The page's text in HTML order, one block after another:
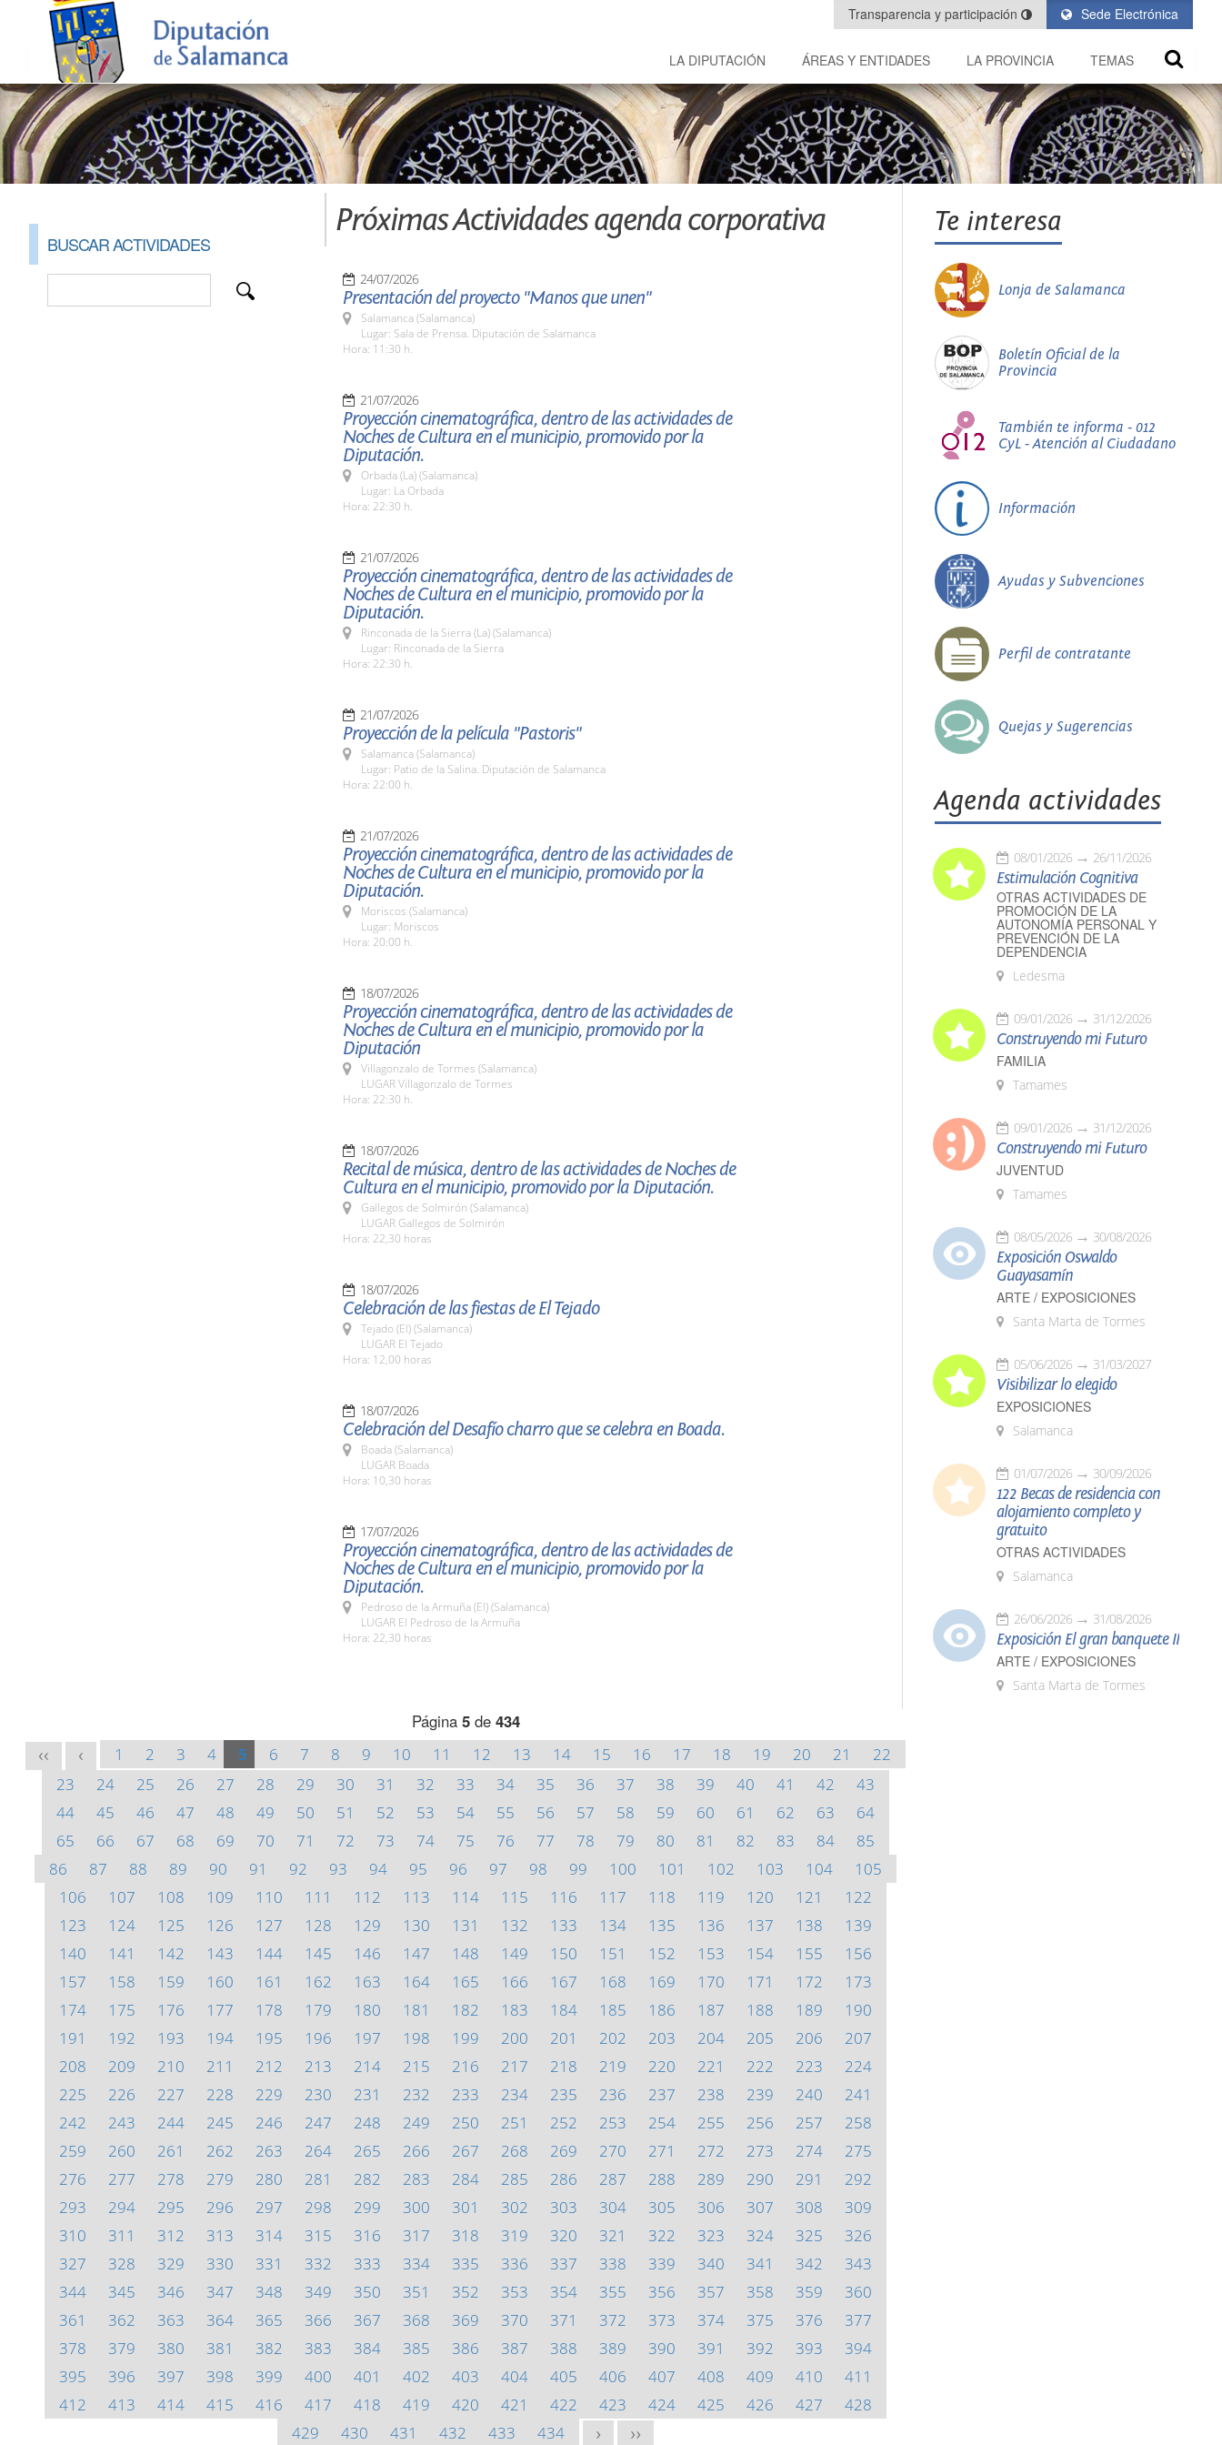
Sede Electrónica
Transparencia y participación
LA DIPUTACIÓN ÁREAS Y ENTIDADES LA PROVINCIA TEMAS
BUSCAR ACTIVIDADES
Próximas Actividades agenda corporativa
24/07/2026
Presentación del proyecto "Manos que unen"
Salamanca (Salamanca)
Lugar: Sala de Prensa. Diputación de Salamanca
Hora: 11:30 h.
21/07/2026
Proyección cinematográfica, dentro de las actividades de
Noches de Cultura en el municipio, promovido por la
Diputación.
Orbada (La) (Salamanca)
Lugar: La Orbada
Hora: 22:30 h.
21/07/2026
Proyección cinematográfica, dentro de las actividades de
Noches de Cultura en el municipio, promovido por la
Diputación.
Rinconada de la Sierra (La) (Salamanca)
Lugar: Rinconada de la Sierra
Hora: 22:30 h.
21/07/2026
Proyección de la película "Pastoris"
Salamanca (Salamanca)
Lugar: Patio de la Salina. Diputación de Salamanca
Hora: 22:00 h.
21/07/2026
Proyección cinematográfica, dentro de las actividades de
Noches de Cultura en el municipio, promovido por la
Diputación.
Moriscos (Salamanca)
Lugar: Moriscos
Hora: 20:00 h.
18/07/2026
Proyección cinematográfica, dentro de las actividades de
Noches de Cultura en el municipio, promovido por la
Diputación
Villagonzalo de Tormes (Salamanca)
LUGAR Villagonzalo de Tormes
Hora: 22:30 h.
18/07/2026
Recital de música, dentro de las actividades de Noches de
Cultura en el municipio, promovido por la Diputación.
Gallegos de Solmirón (Salamanca)
LUGAR Gallegos de Solmirón
Hora: 22,30 horas
18/07/2026
Celebración de las fiestas de El Tejado
Tejado (El) (Salamanca)
LUGAR El Tejado
Hora: 12,00 horas
18/07/2026
Celebración del Desafío charro que se celebra en Boada.
Boada (Salamanca)
LUGAR Boada
Hora: 10,30 horas
17/07/2026
Proyección cinematográfica, dentro de las actividades de
Noches de Cultura en el municipio, promovido por la
Diputación.
Pedroso de la Armuña (El) (Salamanca)
LUGAR El Pedroso de la Armuña
Hora: 22,30 horas
Página 5de 434
<< < 1 2 3 4 5 6 7 8 9 10 11 12 13 14 15 16 17 18 19 20 21
22
23
24 25 26 27 28 29 30 31 32 33 34 35 36 37 38 39 40 41 42
43
44
45 46 47 48 49 50 51 52 53 54 55 56 57 58 59 60 61 62 63
64
65
66 67 68 69 70 71 72 73 74 75 76 77 78 79 80 81 82 83 84
85
86
87 88 89 90 91 92 93 94 95 96 97 98 99 100 101 102 103 104
105
106
107 108 109 110 111 112 113 114 115 116 117 118 119 120 121
122
123
124 125 126 127 128 129 130 131 132 133 134 135 136 137 138
139
140
141 142 143 144 145 146 147 148 149 150 151 152 153 154 155
156
157
158 159 160 161 162 163 164 165 166 167 168 169 170 171 172
173
174
175 176 177 178 179 180 181 182 183 184 185 186 187 188 189
190
191
192 193 194 195 196 197 198 199 200 201 202 203 204 205 206
207
208
209 210 211 212 213 214 215 216 217 218 219 220 221 222 223
224
225
226 227 228 229 230 231 232 233 234 235 236 237 238 239 240
241
242
243 244 245 246 247 248 249 250 251 252 253 254 255 256 257
258
259
260 261 262 263 264 265 266 267 268 269 270 271 272 273 274
275
276
277 278 279 280 281 282 283 284 285 286 287 288 289 290 291
292
293
294 295 296 297 298 299 300 301 302 303 304 305 306 307 308
309
310
311 312 313 314 315 316 317 318 319 320 321 322 323 324 325
326
327
328 329 330 331 332 333 334 335 336 337 338 339 340 341 342
343
344
345 346 347 348 349 350 351 352 353 354 355 356 357 358 359
360
361
362 363 364 365 366 367 368 369 370 371 372 373 374 375 376
377
378
379 380 381 382 383 384 385 386 387 388 389 390 391 392 393
394
395
396 397 398 399 400 401 402 403 404 405 406 407 408 409 410
411
412
413 414 415 416 417 418 419 420 421 422 423 424 425 426 427
428
429
430 431 432 433 434 > >>
Te interesa
Lonja de Salamanca
Boletín Oficial de la
Provincia
También te informa - 012
CyL - Atención al Ciudadano
Información
Ayudas y Subvenciones
Perfil de contratante
Quejas y Sugerencias
Agenda actividades
08/01/2026 26/11/2026
Estimulación Cognitiva
OTRAS ACTIVIDADES DE
PROMOCIÓN DE LA
AUTONOMÍA PERSONAL Y
PREVENCIÓN DE LA
DEPENDENCIA
Ledesma
09/01/2026 31/12/2026
Construyendo mi Futuro
FAMILIA
Tamames
09/01/2026 31/12/2026
Construyendo mi Futuro
JUVENTUD
Tamames
08/05/2026 30/08/2026
Exposición Oswaldo
Guayasamín
ARTE / EXPOSICIONES
Santa Marta de Tormes
05/06/2026 31/03/2027
Visibilizar lo elegido
EXPOSICIONES
Salamanca
01/07/2026 30/09/2026
122 Becas de residencia con
alojamiento completo y
gratuito
OTRAS ACTIVIDADES
Salamanca
26/06/2026 31/08/2026
Exposición El gran banquete II
ARTE / EXPOSICIONES
Santa Marta de Tormes